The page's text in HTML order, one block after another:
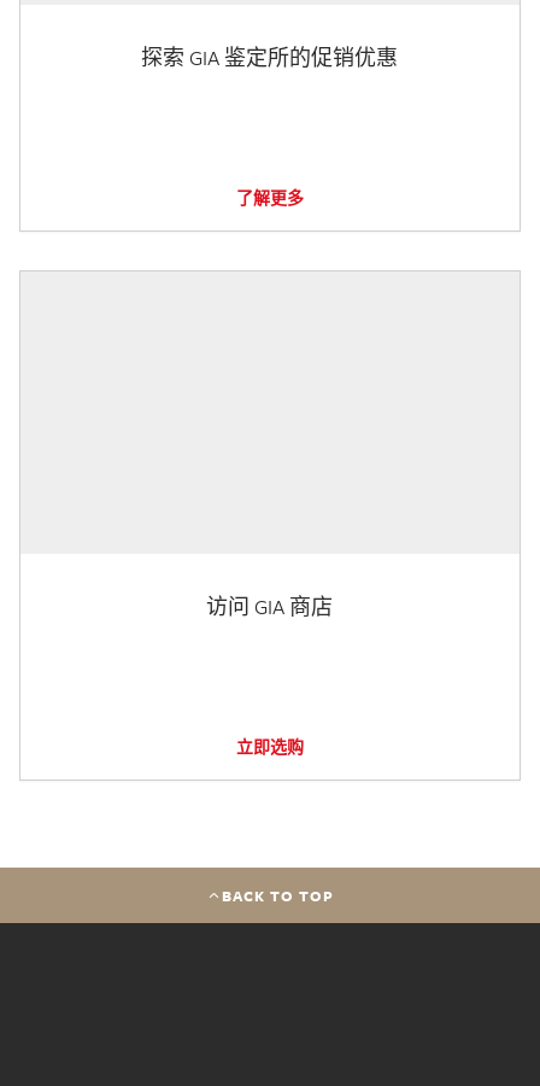
探索 GIA 鉴定所的促销优惠
了解更多
访问 GIA 商店
立即选购
BACK TO TOP